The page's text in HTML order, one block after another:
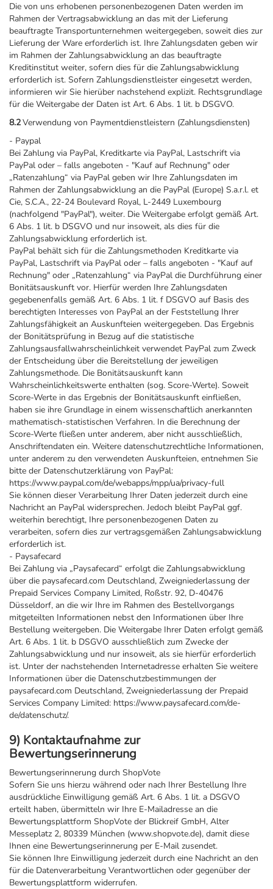
Die von uns erhobenen personenbezogenen Daten werden im
Rahmen der Vertragsabwicklung an das mit der Lieferung
beauftragte Transportunternehmen weitergegeben, soweit dies zur
Lieferung der Ware erforderlich ist. Ihre Zahlungsdaten geben wir
im Rahmen der Zahlungsabwicklung an das beauftragte
Kreditinstitut weiter, sofern dies für die Zahlungsabwicklung
erforderlich ist. Sofern Zahlungsdienstleister eingesetzt werden,
informieren wir Sie hierüber nachstehend explizit. Rechtsgrundlage
für die Weitergabe der Daten ist Art. 6 Abs. 1 lit. b DSGVO.
8.2Verwendung von Paymentdienstleistern (Zahlungsdiensten)
- Paypal
Bei Zahlung via PayPal, Kreditkarte via PayPal, Lastschrift via
PayPal oder – falls angeboten - "Kauf auf Rechnung" oder
„Ratenzahlung“ via PayPal geben wir Ihre Zahlungsdaten im
Rahmen der Zahlungsabwicklung an die PayPal (Europe) S.a.r.l. et
Cie, S.C.A., 22-24 Boulevard Royal, L-2449 Luxembourg
(nachfolgend "PayPal"), weiter. Die Weitergabe erfolgt gemäß Art.
6 Abs. 1 lit. b DSGVO und nur insoweit, als dies für die
Zahlungsabwicklung erforderlich ist.
PayPal behält sich für die Zahlungsmethoden Kreditkarte via
PayPal, Lastschrift via PayPal oder – falls angeboten - "Kauf auf
Rechnung" oder „Ratenzahlung“ via PayPal die Durchführung einer
Bonitätsauskunft vor. Hierfür werden Ihre Zahlungsdaten
gegebenenfalls gemäß Art. 6 Abs. 1 lit. f DSGVO auf Basis des
berechtigten Interesses von PayPal an der Feststellung Ihrer
Zahlungsfähigkeit an Auskunfteien weitergegeben. Das Ergebnis
der Bonitätsprüfung in Bezug auf die statistische
Zahlungsausfallwahrscheinlichkeit verwendet PayPal zum Zweck
der Entscheidung über die Bereitstellung der jeweiligen
Zahlungsmethode. Die Bonitätsauskunft kann
Wahrscheinlichkeitswerte enthalten (sog. Score-Werte). Soweit
Score-Werte in das Ergebnis der Bonitätsauskunft einfließen,
haben sie ihre Grundlage in einem wissenschaftlich anerkannten
mathematisch-statistischen Verfahren. In die Berechnung der
Score-Werte fließen unter anderem, aber nicht ausschließlich,
Anschriftendaten ein. Weitere datenschutzrechtliche Informationen,
unter anderem zu den verwendeten Auskunfteien, entnehmen Sie
bitte der Datenschutzerklärung von PayPal:
https://www.paypal.com/de/webapps/mpp/ua/privacy-full
Sie können dieser Verarbeitung Ihrer Daten jederzeit durch eine
Nachricht an PayPal widersprechen. Jedoch bleibt PayPal ggf.
weiterhin berechtigt, Ihre personenbezogenen Daten zu
verarbeiten, sofern dies zur vertragsgemäßen Zahlungsabwicklung
erforderlich ist.
- Paysafecard
Bei Zahlung via „Paysafecard“ erfolgt die Zahlungsabwicklung
über die paysafecard.com Deutschland, Zweigniederlassung der
Prepaid Services Company Limited, Roßstr. 92, D-40476
Düsseldorf, an die wir Ihre im Rahmen des Bestellvorgangs
mitgeteilten Informationen nebst den Informationen über Ihre
Bestellung weitergeben. Die Weitergabe Ihrer Daten erfolgt gemäß
Art. 6 Abs. 1 lit. b DSGVO ausschließlich zum Zwecke der
Zahlungsabwicklung und nur insoweit, als sie hierfür erforderlich
ist. Unter der nachstehenden Internetadresse erhalten Sie weitere
Informationen über die Datenschutzbestimmungen der
paysafecard.com Deutschland, Zweigniederlassung der Prepaid
Services Company Limited: https://www.paysafecard.com/de-
de/datenschutz/.
9) Kontaktaufnahme zur
Bewertungserinnerung
Bewertungserinnerung durch ShopVote
Sofern Sie uns hierzu während oder nach Ihrer Bestellung Ihre
ausdrückliche Einwilligung gemäß Art. 6 Abs. 1 lit. a DSGVO
erteilt haben, übermitteln wir Ihre E-Mailadresse an die
Bewertungsplattform ShopVote der Blickreif GmbH, Alter
Messeplatz 2, 80339 München (www.shopvote.de), damit diese
Ihnen eine Bewertungserinnerung per E-Mail zusendet.
Sie können Ihre Einwilligung jederzeit durch eine Nachricht an den
für die Datenverarbeitung Verantwortlichen oder gegenüber der
Bewertungsplattform widerrufen.